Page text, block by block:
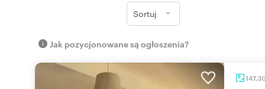
Sortuj
Jak pozycjonowane są ogłoszenia?